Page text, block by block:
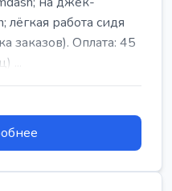
лёгкая работа сидя
заказов). Оплата: 45